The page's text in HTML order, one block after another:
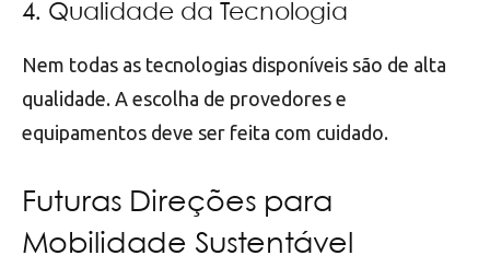
4. Qualidade da Tecnologia
Nem todas as tecnologias disponíveis são de alta
qualidade. A escolha de provedores e
equipamentos deve ser feita com cuidado.
Futuras Direções para
Mobilidade Sustentável